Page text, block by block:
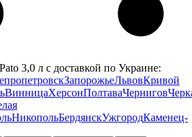
3,0 л с доставкой по Украине:
ЗапорожьеЛьвовКривой
ВинницаХерсонПолтаваЧернигов
НикопольБердянскУжгородКаменец-